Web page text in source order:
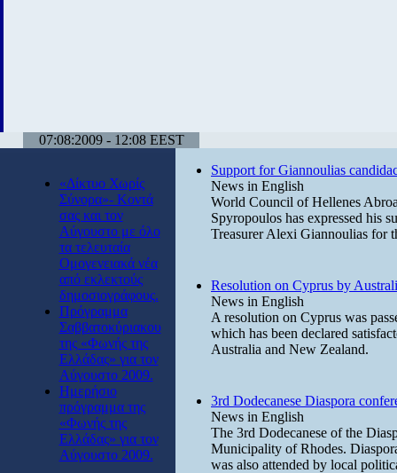
07:08:2009 - 12:08 EEST
«Δίκτυο Χωρίς
Σύνορα»- Κοντά
σας και τον
Αύγουστο με όλο
τα τελευταία
Ομογενειακά νέα
από εκλεκτούς
δημοσιογράφους.
Πρόγραμμα
Σαββατοκύριακου
της «Φωνής της
Ελλάδας» για τον
Αύγουστο 2009.
Ημερήσιο
πρόγραμμα της
«Φωνής της
Ελλάδας» για τον
Αύγουστο 2009.
Support for Giannoulias
News in English
World Council of Hellenes
Spyropoulos has expressed his
Treasurer Alexi Giannoulias for
Resolution on Cyprus by
News in English
A resolution on Cyprus was
which has been declared
Australia and New Zealand.
3rd Dodecanese Diaspora
News in English
The 3rd Dodecanese of the
Municipality of Rhodes.
was also attended by local